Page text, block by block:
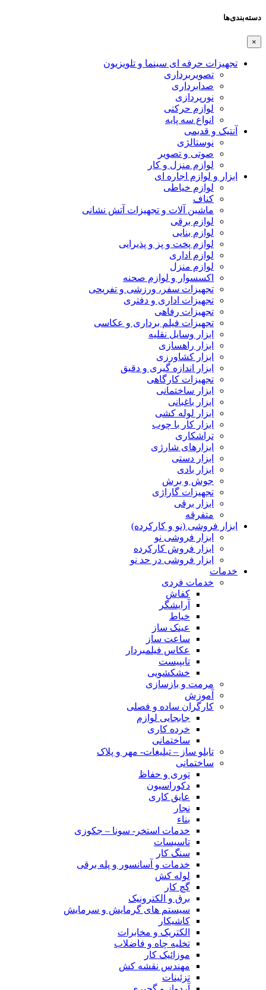
دسته‌بندی‌ها
×
تجهیزات حرفه ای سینما و تلویزیون
تصویربرداری
صدابرداری
نورپردازی
لوازم حرکتی
انواع سه پایه
آنتیک و قدیمی
نوستالژی
صوتی و تصویر
لوازم منزل و کار
ابزار و لوازم اجاره ای
لوازم خیاطی
کناف
ماشین آلات و تجهیزات آتش نشانی
لوازم برقی
لوازم بنایی
لوازم پخت و پز و پذیرایی
لوازم اداری
لوازم منزل
اکسسوار و لوازم صحنه
تجهیزات سفر، ورزشی و تفریحی
تجهیزات اداری و دفتری
تجهیزات رفاهی
تجهیزات فیلم برداری و عکاسی
ابزار وسایل نقلیه
ابزار راهسازی
ابزار کشاورزی
ابزار اندازه گیری و دقیق
تجهیزات کارگاهی
ابزار ساختمانی
ابزار باغبانی
ابزار لوله کشی
ابزار کار با چوب
تراشکاری
ابزارهای شارژی
ابزار دستی
ابزار بادی
جوش و برش
تجهیزات گاراژی
ابزار برقی
متفرقه
ابزار فروشی (نو و کارکرده)
ابزار فروشی نو
ابزار فروش کارکرده
ابزار فروشی در حد نو
خدمات
خدمات فردی
کفاش
آرایشگر
خیاط
عینک ساز
ساعت ساز
عکاس فیلمبردار
تایپیست
خشکشویی
مرمت و بازسازی
آموزش
کارگران ساده و فصلی
جابجایی لوازم
خرده کاری
ساختمانی
تابلو ساز – تبلیغات- مهر و پلاک
ساختمانی
توری و حفاظ
دکوراسیون
عایق کاری
نجار
بناء
خدمات استخر- سونا – جکوزی
تاسیسات
سنگ کار
خدمات و آسانسور و پله برقی
لوله کش
گچ کار
برق و الکترونیک
سیستم های گرمایش و سرمایش
کاشیکار
الکتریک و مخابرات
تخلیه چاه و فاضلاب
موزائیک کار
مهندس نقشه کش
تزئینات